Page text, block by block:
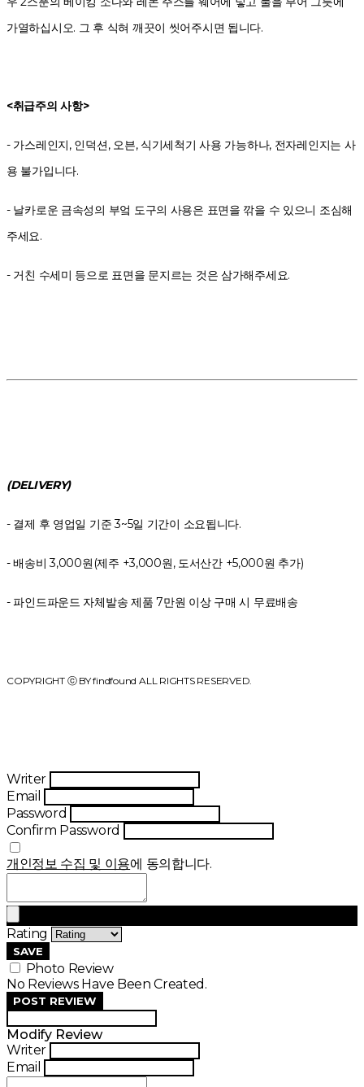
가열하십시오. 그 후 식혀 깨끗이 씻어주시면 됩니다.
<취급주의 사항>
- 가스레인지, 인덕션, 오븐, 식기세척기 사용 가능하나, 전자레인지는 사
용 불가입니다.
- 날카로운 금속성의 부엌 도구의 사용은 표면을 깎을 수 있으니 조심해
주세요.
- 거친 수세미 등으로 표면을 문지르는 것은 삼가해주세요.
(DELIVERY)
- 결제 후 영업일 기준 3~5일 기간이 소요됩니다.
- 배송비 3,000원(제주 +3,000원, 도서산간 +5,000원 추가)
- 파인드파운드 자체발송 제품 7만원 이상 구매 시 무료배송
COPYRIGHT ⓒ BY findfound ALL RIGHTS RESERVED.
Writer
Email
Password
Confirm Password
개인정보 수집 및 이용에 동의합니다.
Rating
SAVE
Photo Review
No Reviews Have Been Created.
POST REVIEW
Modify Review
Writer
Email